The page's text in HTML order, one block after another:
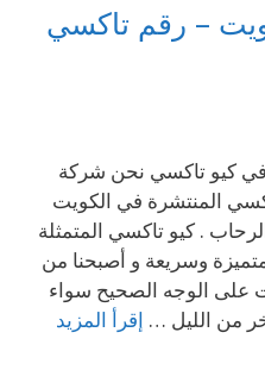
– رقم تاكسي
بكم في كيو تاكسي نحن شركة
المنتشرة في الكويت
. كيو تاكسي المتمثلة
وسريعة و أصبحنا من
على الوجه الصحيح سواء
من الليل … إقرأ المزيد